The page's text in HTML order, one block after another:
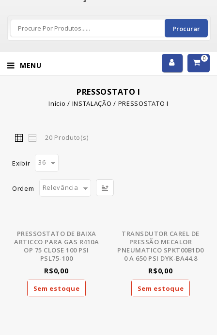
Procurar
MENU
0
PRESSOSTATO I
Início / INSTALAÇÃO / PRESSOSTATO I
20 Produto(s)
Exibir 36
Ordem Relevância
PRESSOSTATO DE BAIXA
ARTICCO PARA GAS R410A
OP 75 CLOSE 100 PSI
PSL75-100
R$0,00
Sem estoque
TRANSDUTOR CAREL DE
PRESSÃO MECALOR
PNEUMATICO SPKT00B1D0
0 A 650 PSI DYK-BA44.8
R$0,00
Sem estoque